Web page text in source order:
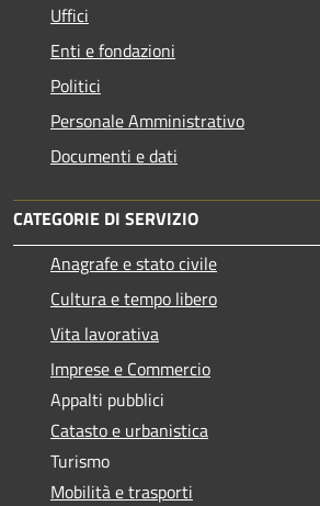
Uffici
Enti e fondazioni
Politici
Personale Amministrativo
Documenti e dati
CATEGORIE DI SERVIZIO
Anagrafe e stato civile
Cultura e tempo libero
Vita lavorativa
Imprese e Commercio
Appalti pubblici
Catasto e urbanistica
Turismo
Mobilità e trasporti